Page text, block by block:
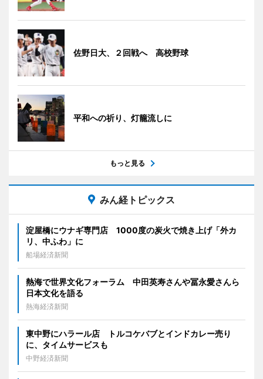
佐野日大、２回戦へ 高校野球
平和への祈り、灯籠流しに
もっと見る
みん経トピックス
淀屋橋にウナギ専門店 1000度の炭火で焼き上げ「外カ
リ、中ふわ」に
船場経済新聞
熱海で世界文化フォーラム 中田英寿さんや冨永愛さんら
日本文化を語る
熱海経済新聞
東中野にハラール店 トルコケバブとインドカレー売り
に、タイムサービスも
中野経済新聞